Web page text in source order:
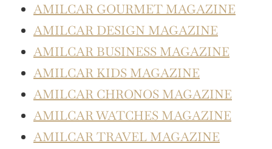
AMILCAR GOURMET MAGAZINE
AMILCAR DESIGN MAGAZINE
AMILCAR BUSINESS MAGAZINE
AMILCAR KIDS MAGAZINE
AMILCAR CHRONOS MAGAZINE
AMILCAR WATCHES MAGAZINE
AMILCAR TRAVEL MAGAZINE